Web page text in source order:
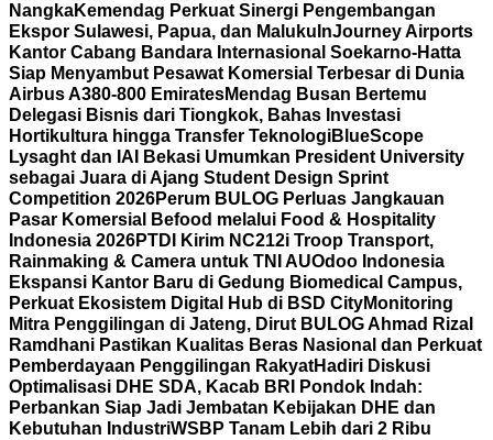
NangkaKemendag Perkuat Sinergi Pengembangan
Ekspor Sulawesi, Papua, dan Maluku InJourney Airports
Kantor Cabang Bandara Internasional Soekarno-Hatta
Siap Menyambut Pesawat Komersial Terbesar di Dunia
Airbus A380-800 EmiratesMendag Busan Bertemu
Delegasi Bisnis dari Tiongkok, Bahas Investasi
Hortikultura hingga Transfer TeknologiBlueScope
Lysaght dan IAI Bekasi Umumkan President University
sebagai Juara di Ajang Student Design Sprint
Competition 2026Perum BULOG Perluas Jangkauan
Pasar Komersial Befood melalui Food & Hospitality
Indonesia 2026PTDI Kirim NC212i Troop Transport,
Rainmaking & Camera untuk TNI AUOdoo Indonesia
Ekspansi Kantor Baru di Gedung Biomedical Campus,
Perkuat Ekosistem Digital Hub di BSD CityMonitoring
Mitra Penggilingan di Jateng, Dirut BULOG Ahmad Rizal
Ramdhani Pastikan Kualitas Beras Nasional dan Perkuat
Pemberdayaan Penggilingan RakyatHadiri Diskusi
Optimalisasi DHE SDA, Kacab BRI Pondok Indah:
Perbankan Siap Jadi Jembatan Kebijakan DHE dan
Kebutuhan IndustriWSBP Tanam Lebih dari 2 Ribu